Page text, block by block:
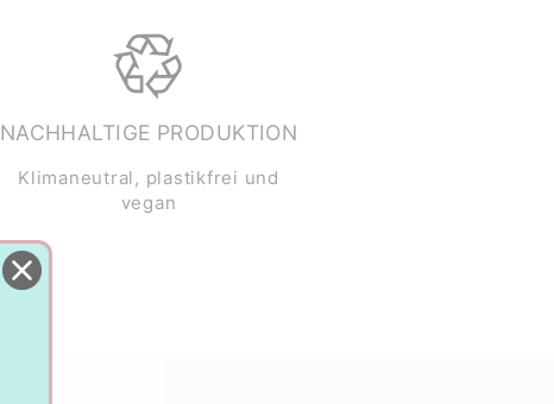
NACHHALTIGE PRODUKTION
Klimaneutral, plastikfrei und
vegan